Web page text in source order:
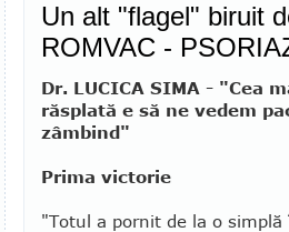
Un alt "flagel" biruit
ROMVAC -
Dr. LUCICA SIMA - "Cea
răsplată e să ne vedem
zâmbind"
Prima victorie
"Totul a pornit de la o